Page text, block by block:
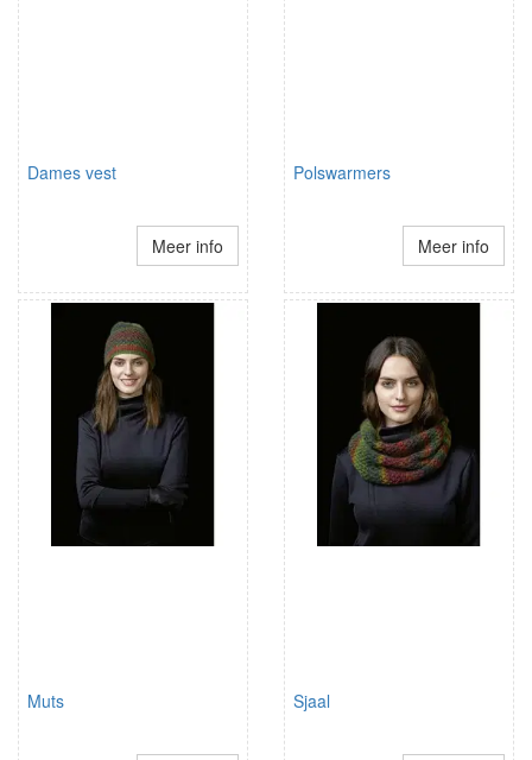
Dames vest
Meer info
Polswarmers
Meer info
Muts Sjaal